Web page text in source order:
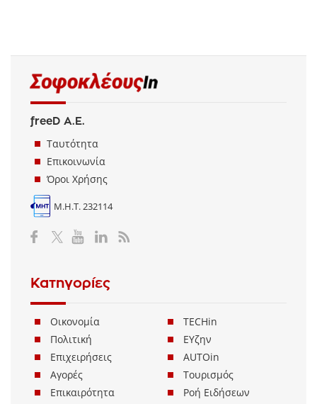
freeD Α.Ε.
Ταυτότητα
Επικοινωνία
Όροι Χρήσης
Μ.Η.Τ. 232114
Κατηγορίες
Οικονομία
Πολιτική
Επιχειρήσεις
Αγορές
Επικαιρότητα
TECHin
ΕΥζην
AUTOin
Τουρισμός
Ροή Ειδήσεων